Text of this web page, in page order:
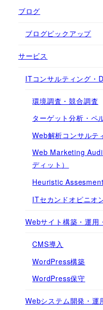
ブログ
ブログピックアップ
サービス
ITコンサルティング・
環境調査・競合調査
ターゲット分析・ペ
Web解析コンサルテ
Web Marketing
ディット）
Heuristic Assesment
ITセカンドオピニオ
Webサイト構築・運用
CMS導入
WordPress構築
WordPress保守
Webシステム開発・運